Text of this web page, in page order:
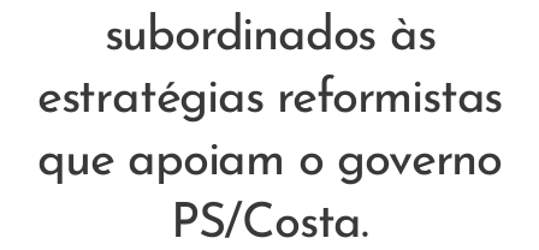
subordinados às
estratégias reformistas
que apoiam o governo
PS/Costa.